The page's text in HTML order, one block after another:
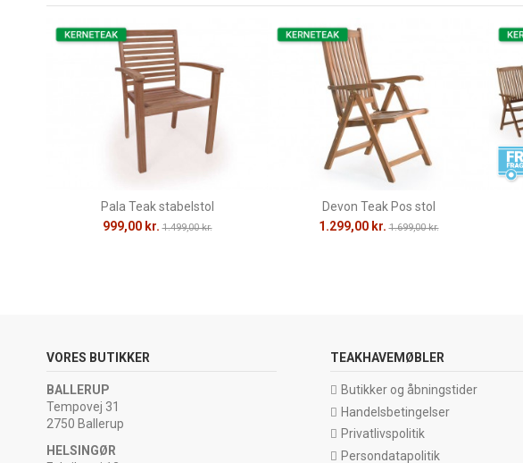
Pala Teak stabelstol
999,00 kr. 1.499,00 kr.
Devon Teak Pos stol
1.299,00 kr. 1.699,00 kr.
VORES BUTIKKER
BALLERUP
Tempovej 31
2750 Ballerup
HELSINGØR
TEAKHAVEMØBLER
Butikker og åbningstider
Handelsbetingelser
Privatlivspolitik
Persondatapolitik